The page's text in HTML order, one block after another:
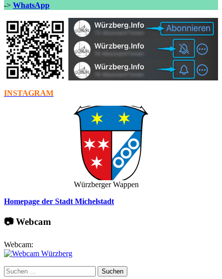
-> WhatsApp
INSTAGRAM
Würzberger Wappen
Homepage der Stadt Michelstadt
📷 Webcam
Webcam:
Suchen